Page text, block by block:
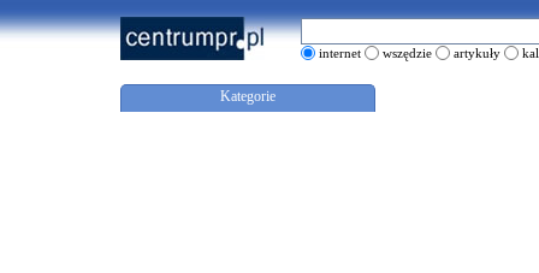
internet wszędzie artykuły
Kategorie